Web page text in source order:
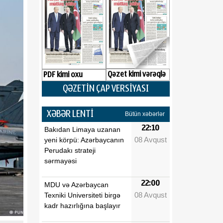
PDF kimi oxu Qəzet kimi vərəqlə
QƏZETİN ÇAP VERSİYASI
XƏBƏR LENTİ Bütün xəbərlər
Bakıdan Limaya uzanan
yeni körpü: Azərbaycanın
Perudakı strateji
sərmayəsi
22:10
08 Avqust
MDU və Azərbaycan
Texniki Universiteti birgə
kadr hazırlığına başlayır
22:00
08 Avqust